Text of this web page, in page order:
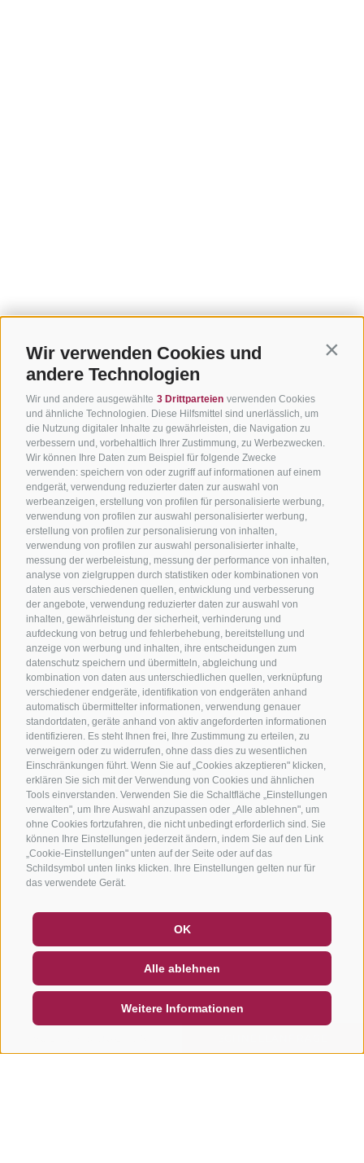
Wir verwenden Cookies und
andere Technologien
Wir und andere ausgewählte 3 Drittparteien verwenden Cookies
und ähnliche Technologien. Diese Hilfsmittel sind unerlässlich, um
die Nutzung digitaler Inhalte zu gewährleisten, die Navigation zu
verbessern und, vorbehaltlich Ihrer Zustimmung, zu Werbezwecken.
Wir können Ihre Daten zum Beispiel für folgende Zwecke
verwenden: speichern von oder zugriff auf informationen auf einem
endgerät, verwendung reduzierter daten zur auswahl von
werbeanzeigen, erstellung von profilen für personalisierte werbung,
verwendung von profilen zur auswahl personalisierter werbung,
erstellung von profilen zur personalisierung von inhalten,
verwendung von profilen zur auswahl personalisierter inhalte,
messung der werbeleistung, messung der performance von inhalten,
analyse von zielgruppen durch statistiken oder kombinationen von
daten aus verschiedenen quellen, entwicklung und verbesserung
der angebote, verwendung reduzierter daten zur auswahl von
inhalten, gewährleistung der sicherheit, verhinderung und
aufdeckung von betrug und fehlerbehebung, bereitstellung und
anzeige von werbung und inhalten, ihre entscheidungen zum
datenschutz speichern und übermitteln, abgleichung und
kombination von daten aus unterschiedlichen quellen, verknüpfung
verschiedener endgeräte, identifikation von endgeräten anhand
automatisch übermittelter informationen, verwendung genauer
standortdaten, geräte anhand von aktiv angeforderten informationen
identifizieren. Es steht Ihnen frei, Ihre Zustimmung zu erteilen, zu
verweigern oder zu widerrufen, ohne dass dies zu wesentlichen
Einschränkungen führt. Wenn Sie auf „Cookies akzeptieren" klicken,
erklären Sie sich mit der Verwendung von Cookies und ähnlichen
Tools einverstanden. Verwenden Sie die Schaltfläche „Einstellungen
verwalten", um Ihre Auswahl anzupassen oder „Alle ablehnen", um
ohne Cookies fortzufahren, die nicht unbedingt erforderlich sind. Sie
können Ihre Einstellungen jederzeit ändern, indem Sie auf den Link
„Cookie-Einstellungen" unten auf der Seite oder auf das
Schildsymbol unten links klicken. Ihre Einstellungen gelten nur für
das verwendete Gerät.
OK
Alle ablehnen
Weitere Informationen
NEWSLETTER
SOCIAL WALL WETTER